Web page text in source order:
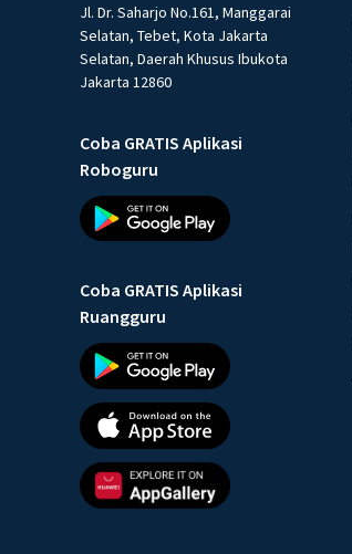
Jl. Dr. Saharjo No.161, Manggarai
Selatan, Tebet, Kota Jakarta
Selatan, Daerah Khusus Ibukota
Jakarta 12860
Coba GRATIS Aplikasi
Roboguru
Coba GRATIS Aplikasi
Ruangguru